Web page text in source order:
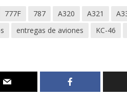
777F 787 A320 A321
entregas de aviones KC-46